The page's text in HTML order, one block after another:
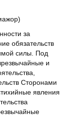
за
обязательств
силы. Под
и
Сторонами
явления